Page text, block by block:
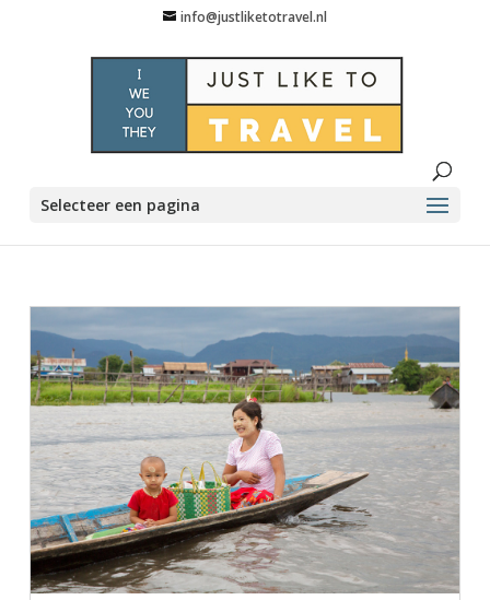
info@justliketotravel.nl
Selecteer een pagina